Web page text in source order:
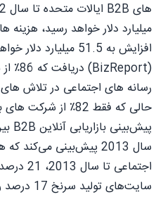
افزایش به 51.5
رسانه های اجتماعی در تلاش
حالی که فقط 82٪ از
سایت‌های تولید سرنخ 17 درصد رشد خواهد کرد.